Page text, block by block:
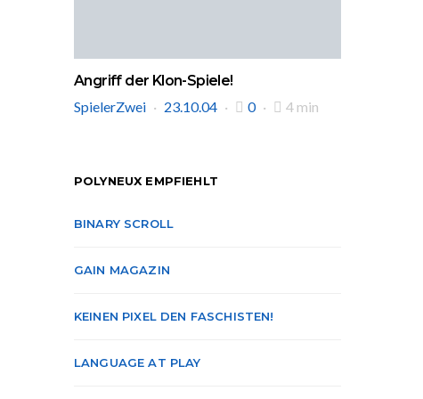
Angriff der Klon-Spiele!
SpielerZwei
23.10.04 0 4 min
POLYNEUX EMPFIEHLT
BINARY SCROLL
GAIN MAGAZIN
KEINEN PIXEL DEN FASCHISTEN!
LANGUAGE AT PLAY